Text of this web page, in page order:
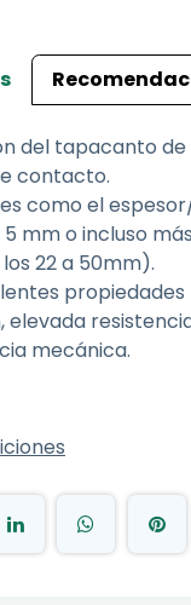
del tapacanto de
contacto.
como el
5 mm o incluso
22 a 50mm).
elevada
mecánica.